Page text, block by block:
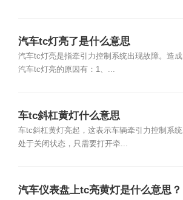
汽车tc灯亮了是什么意思
汽车tc灯亮是指牵引力控制系统出现故障。造成
汽车tc灯亮的原因有：1、...
车tc斜杠黄灯什么意思
车tc斜杠黄灯亮起，这表示车辆牵引力控制系统
处于关闭状态，只需要打开牵...
汽车仪表盘上tc亮黄灯是什么意思？